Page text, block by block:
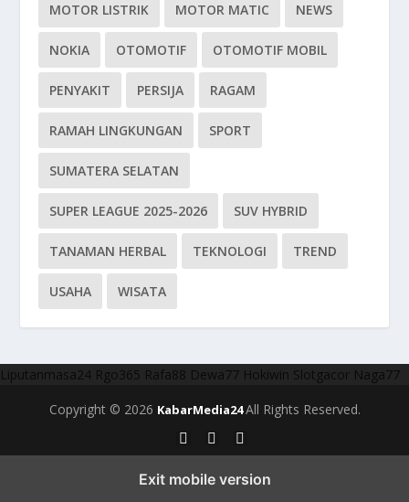
MOTOR LISTRIK MOTOR MATIC NEWS
NOKIA OTOMOTIF OTOMOTIF MOBIL
PENYAKIT PERSIJA RAGAM
RAMAH LINGKUNGAN SPORT
SUMATERA SELATAN
SUPER LEAGUE 2025-2026 SUV HYBRID
TANAMAN HERBAL TEKNOLOGI TREND
USAHA WISATA
Liputanmasa24 Rgo365 Rafa88 Dewa77 Hokiwin Slotgacor Naga77
Copyright © 2026 KabarMedia24All Rights Reserved.
Exit mobile version